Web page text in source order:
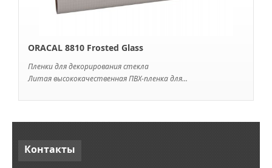
ORACAL 8810 Frosted Glass
Пленки для декорирования стекла
Литая высококачественная ПВХ-пленка для...
Контакты